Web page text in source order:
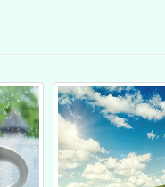
能課程研
習」